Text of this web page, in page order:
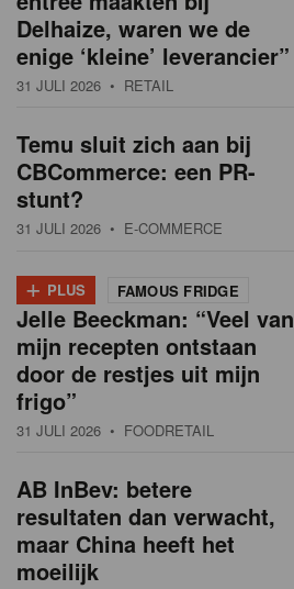
Delhaize, waren we de
enige ‘kleine’ leverancier”
31 JULI 2026 • RETAIL
Temu sluit zich aan bij
CBCommerce: een PR-
stunt?
31 JULI 2026 • E-COMMERCE
+ PLUS FAMOUS FRIDGE
Jelle Beeckman: “Veel van
mijn recepten ontstaan
door de restjes uit mijn
frigo”
31 JULI 2026 • FOODRETAIL
AB InBev: betere
resultaten dan verwacht,
maar China heeft het
moeilijk